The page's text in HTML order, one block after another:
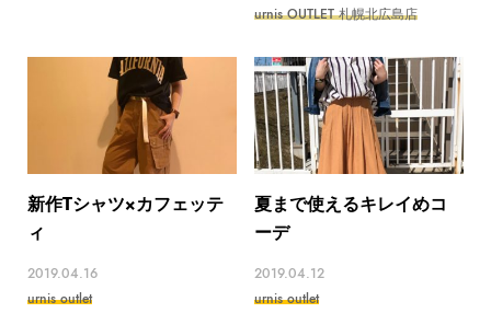
urnis OUTLET 札幌北広島店
新作Tシャツ×カフェッテ
ィ
2019.04.16
urnis outlet
夏まで使えるキレイめコ
ーデ
2019.04.12
urnis outlet